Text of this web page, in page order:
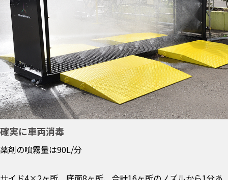
確実に車両消毒
薬剤の噴霧量は90L/分